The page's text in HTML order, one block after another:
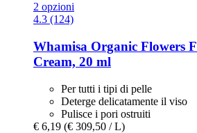
2 opzioni
4.3 (124)
Whamisa Organic Flowers
Cream, 20 ml
Per tutti i tipi di pelle
Deterge delicatamente il viso
Pulisce i pori ostruiti
€ 6,19 (€ 309,50 / L)